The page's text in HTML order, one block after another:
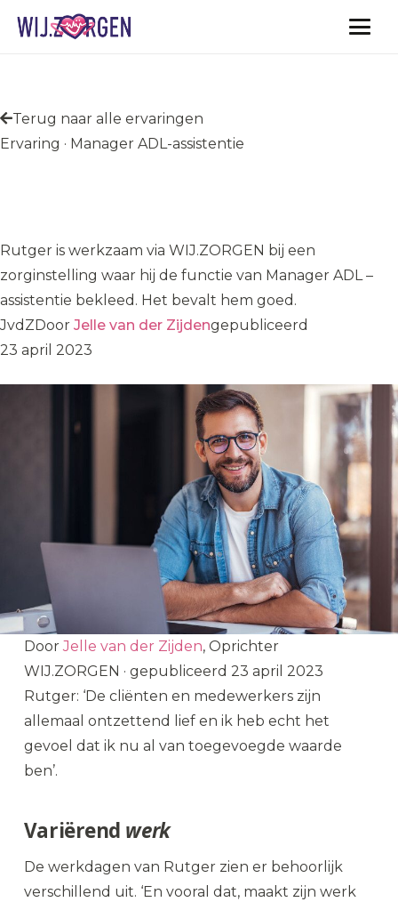
Terug naar alle ervaringen
Ervaring · Manager ADL-assistentie
Rutger is werkzaam via WIJ.ZORGEN bij een
zorginstelling waar hij de functie van Manager ADL –
assistentie bekleed. Het bevalt hem goed.
JvdZDoor Jelle van der Zijdengepubliceerd
23 april 2023
DoorJelle van der Zijden, Oprichter
WIJ.ZORGEN · gepubliceerd 23 april 2023
Rutger: ‘De cliënten en medewerkers zijn
allemaal ontzettend lief en ik heb echt het
gevoel dat ik nu al van toegevoegde waarde
ben’.
Variërend werk
De werkdagen van Rutger zien er behoorlijk
verschillend uit. ‘En vooral dat, maakt zijn werk